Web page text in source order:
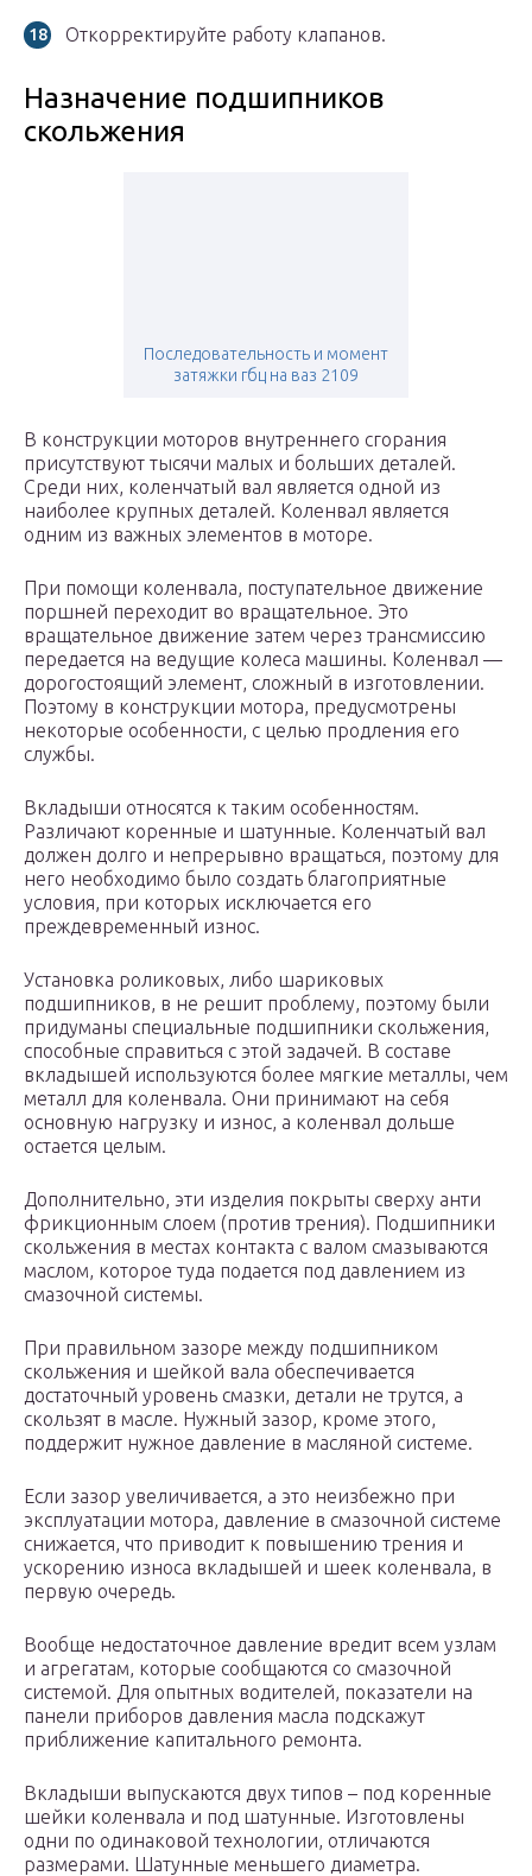
Откорректируйте работу клапанов.
Назначение подшипников
скольжения
Последовательность и момент
затяжки гбц на ваз 2109
В конструкции моторов внутреннего сгорания
присутствуют тысячи малых и больших деталей.
Среди них, коленчатый вал является одной из
наиболее крупных деталей. Коленвал является
одним из важных элементов в моторе.
При помощи коленвала, поступательное движение
поршней переходит во вращательное. Это
вращательное движение затем через трансмиссию
передается на ведущие колеса машины. Коленвал —
дорогостоящий элемент, сложный в изготовлении.
Поэтому в конструкции мотора, предусмотрены
некоторые особенности, с целью продления его
службы.
Вкладыши относятся к таким особенностям.
Различают коренные и шатунные. Коленчатый вал
должен долго и непрерывно вращаться, поэтому для
него необходимо было создать благоприятные
условия, при которых исключается его
преждевременный износ.
Установка роликовых, либо шариковых
подшипников, в не решит проблему, поэтому были
придуманы специальные подшипники скольжения,
способные справиться с этой задачей. В составе
вкладышей используются более мягкие металлы, чем
металл для коленвала. Они принимают на себя
основную нагрузку и износ, а коленвал дольше
остается целым.
Дополнительно, эти изделия покрыты сверху анти
фрикционным слоем (против трения). Подшипники
скольжения в местах контакта с валом смазываются
маслом, которое туда подается под давлением из
смазочной системы.
При правильном зазоре между подшипником
скольжения и шейкой вала обеспечивается
достаточный уровень смазки, детали не трутся, а
скользят в масле. Нужный зазор, кроме этого,
поддержит нужное давление в масляной системе.
Если зазор увеличивается, а это неизбежно при
эксплуатации мотора, давление в смазочной системе
снижается, что приводит к повышению трения и
ускорению износа вкладышей и шеек коленвала, в
первую очередь.
Вообще недостаточное давление вредит всем узлам
и агрегатам, которые сообщаются со смазочной
системой. Для опытных водителей, показатели на
панели приборов давления масла подскажут
приближение капитального ремонта.
Вкладыши выпускаются двух типов – под коренные
шейки коленвала и под шатунные. Изготовлены
одни по одинаковой технологии, отличаются
размерами. Шатунные меньшего диаметра.